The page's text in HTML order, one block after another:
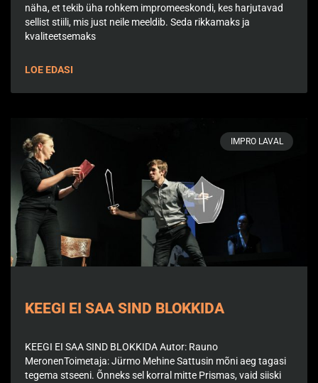
näha, et tekib üha rohkem impromeeskondi, kes harjutavad
sellist stiili, mis just neile meeldib. Seda rikkamaks ja
kvaliteetsemaks
LOE EDASI
IMPRO LAVAL
KEEGI EI SAA SIND BLOKKIDA
KEEGI EI SAA SIND BLOKKIDA Autor: Rauno
MeronenToimetaja: Jürmo Mehine Sattusin mõni aeg tagasi
tegema stseeni. Õnneks sel korral mitte Prismas, vaid siiski